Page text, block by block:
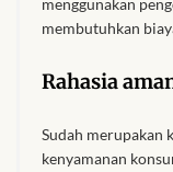
menggunakan
membutuhkan
Rahasia
Sudah merupakan
kenyamanan